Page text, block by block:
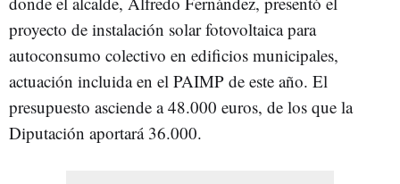
proyecto de instalación solar fotovoltaica para
autoconsumo colectivo en edificios municipales,
actuación incluida en el PAIMP de este año. El
presupuesto asciende a 48.000 euros, de los que la
Diputación aportará 36.000.